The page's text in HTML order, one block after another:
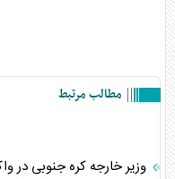
مطالب مرتبط
وزیر خارجه کره جنوبی در